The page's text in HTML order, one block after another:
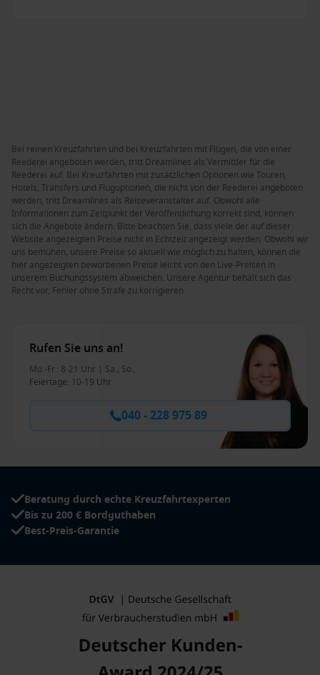
Bei reinen Kreuzfahrten und bei Kreuzfahrten mit Flügen, die von einer
Reederei angeboten werden, tritt Dreamlines als Vermittler für die
Reederei auf. Bei Kreuzfahrten mit zusätzlichen Optionen wie Touren,
Hotels, Transfers und Flugoptionen, die nicht von der Reederei angeboten
werden, tritt Dreamlines als Reiseveranstalter auf. Obwohl alle
Informationen zum Zeitpunkt der Veröffentlichung korrekt sind, können
sich die Angebote ändern. Bitte beachten Sie, dass viele der auf dieser
Website angezeigten Preise nicht in Echtzeit angezeigt werden. Obwohl wir
uns bemühen, unsere Preise so aktuell wie möglich zu halten, können die
hier angezeigten beworbenen Preise leicht von den Live-Preisen in
unserem Buchungssystem abweichen. Unsere Agentur behält sich das
Recht vor, Fehler ohne Strafe zu korrigieren.
Rufen Sie uns an!
Mo.-Fr.: 8-21 Uhr | Sa., So.,
Feiertage: 10-19 Uhr
040 - 228 975 89
Beratung durch echte Kreuzfahrtexperten
Bis zu 200 € Bordguthaben
Best-Preis-Garantie